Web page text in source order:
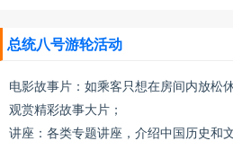
总统八号游轮活动
电影故事片：如乘客只想在房间内放松
观赏精彩故事大片；
讲座：各类专题讲座，介绍中国历史和